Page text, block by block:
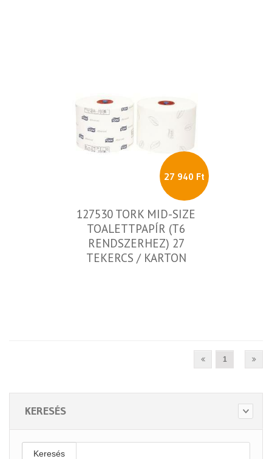
27 940 Ft
127530 TORK MID-SIZE
TOALETTPAPÍR (T6
RENDSZERHEZ) 27
TEKERCS / KARTON
1
KERESÉS
Keresés